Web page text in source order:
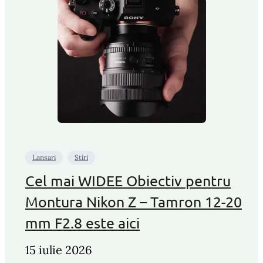
Lansari Stiri
Cel mai WIDEE Obiectiv pentru
Montura Nikon Z – Tamron 12-20
mm F2.8 este aici
15 iulie 2026